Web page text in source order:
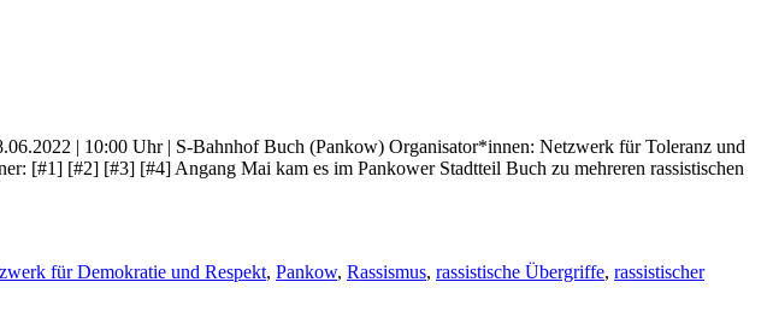
| 10:00 Uhr | S-Bahnhof Buch (Pankow) Organisator*innen: Netzwerk für Toleranz und
[#1] [#2] [#3] [#4] Angang Mai kam es im Pankower Stadtteil Buch zu mehreren rassistischen
für Demokratie und Respekt, Pankow, Rassismus, rassistische Übergriffe, rassistischer